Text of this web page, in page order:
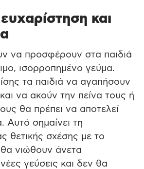
ευχαρίστηση και
να προσφέρουν στα παιδιά
ισορροπημένο γεύμα.
τα παιδιά να αγαπήσουν
να ακούν την πείνα τους ή
θα πρέπει να αποτελεί
Αυτό σημαίνει τη
θετικής σχέσης με το
νιώθουν άνετα
γεύσεις και δεν θα